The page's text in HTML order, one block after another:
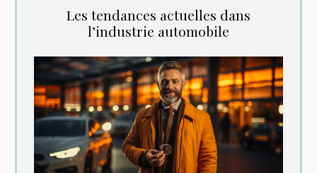
Les tendances actuelles dans
l’industrie automobile